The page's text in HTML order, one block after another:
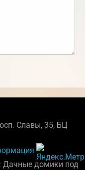
Славы, 35, БЦ
Дачные домики под